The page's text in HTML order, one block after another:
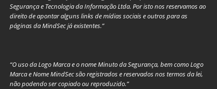
Segurança e Tecnologia da Informação Ltda. Por isto nos reservamos ao
direito de apontar alguns links de mídias sociais e outros para as
páginas da MindSec já existentes.”
“O uso da Logo Marca e o nome Minuto da Segurança, bem como Logo
Marca e Nome MindSec são registrados e reservados nos termos da lei,
não podendo ser copiado ou reproduzido.”